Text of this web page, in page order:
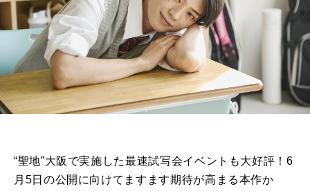
“聖地”大阪で実施した最速試写会イベントも大好評！6
月5日の公開に向けてますます期待が高まる本作か